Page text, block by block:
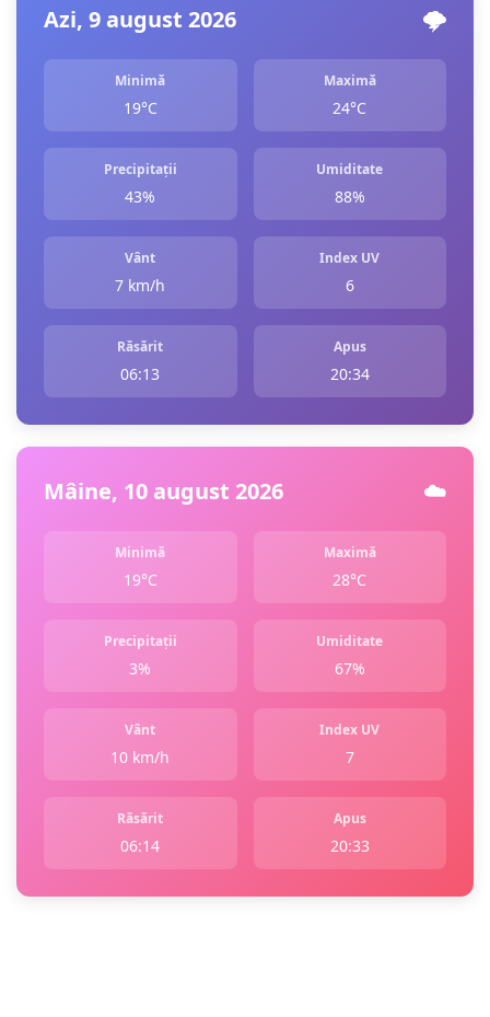
Azi, 9 august 2026 🌩️
Minimă
19°C
Maximă
24°C
Precipitații
43%
Umiditate
88%
Vânt
7 km/h
Index UV
6
Răsărit
06:13
Apus
20:34
Mâine, 10 august 2026 ☁️
Minimă
19°C
Maximă
28°C
Precipitații
3%
Umiditate
67%
Vânt
10 km/h
Index UV
7
Răsărit
06:14
Apus
20:33